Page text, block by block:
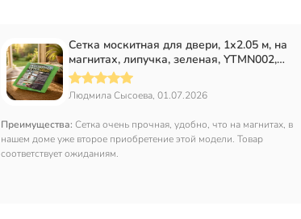
Сетка москитная для двери, 1х2.05 м, на
магнитах, липучка, зеленая, YTMN002,
пакет
Людмила Сысоева, 01.07.2026
Преимущества:Сетка очень прочная, удобно, что на магнитах, в
нашем доме уже второе приобретение этой модели. Товар
соответствует ожиданиям.